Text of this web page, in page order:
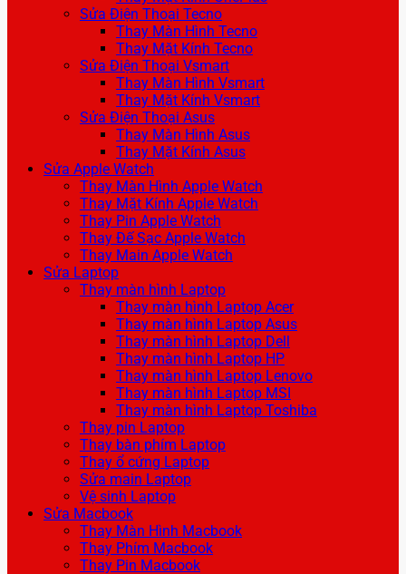
Sửa Điện Thoại Tecno
Thay Màn Hình Tecno
Thay Mặt Kính Tecno
Sửa Điện Thoại Vsmart
Thay Màn Hình Vsmart
Thay Mặt Kính Vsmart
Sửa Điện Thoại Asus
Thay Màn Hình Asus
Thay Mặt Kính Asus
Sửa Apple Watch
Thay Màn Hình Apple Watch
Thay Mặt Kính Apple Watch
Thay Pin Apple Watch
Thay Đế Sạc Apple Watch
Thay Main Apple Watch
Sửa Laptop
Thay màn hình Laptop
Thay màn hình Laptop Acer
Thay màn hình Laptop Asus
Thay màn hình Laptop Dell
Thay màn hình Laptop HP
Thay màn hình Laptop Lenovo
Thay màn hình Laptop MSI
Thay màn hình Laptop Toshiba
Thay pin Laptop
Thay bàn phím Laptop
Thay ổ cứng Laptop
Sửa main Laptop
Vệ sinh Laptop
Sửa Macbook
Thay Màn Hình Macbook
Thay Phím Macbook
Thay Pin Macbook